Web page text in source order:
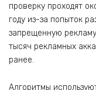
проверку проходят
году из-за попыток
запрещенную
тысяч рекламных
ранее.
Алгоритмы